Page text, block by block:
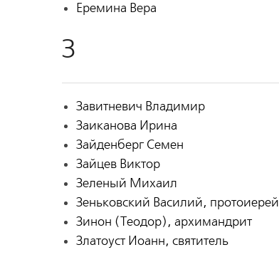
Еремина Вера
З
Завитневич Владимир
Заиканова Ирина
Зайденберг Семен
Зайцев Виктор
Зеленый Михаил
Зеньковский Василий, протоиерей
Зинон (Теодор), архимандрит
Златоуст Иоанн, святитель